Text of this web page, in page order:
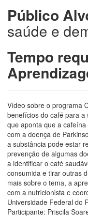
Público
saúde e
Tempo
Vídeo sobre o programa
benefícios do café para a
que aponta que a
com a doença de
a substância pode estar
prevenção de algumas
a identificar o café
consumida e tirar outras
mais sobre o tema, a
com a nutricionista e
Universidade Federal do
Participante: Priscila